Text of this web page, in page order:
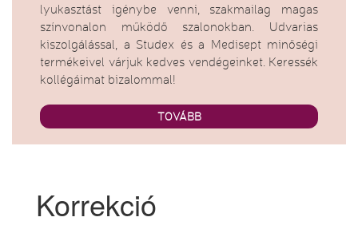
lyukasztást igénybe venni, szakmailag magas
színvonalon működő szalonokban. Udvarias
kiszolgálással, a Studex és a Medisept minőségi
termékeivel várjuk kedves vendégeinket. Keressék
kollégáimat bizalommal!
TOVÁBB
Korrekció